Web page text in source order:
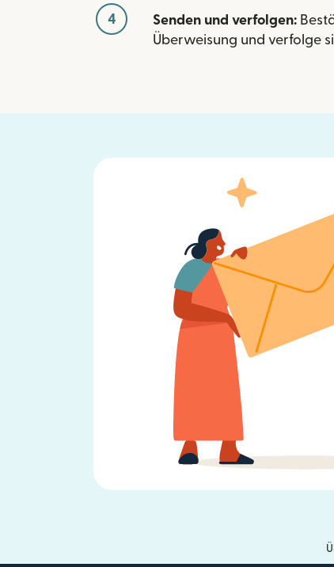
4 Senden und verfolgen:
Überweisung und verfolge